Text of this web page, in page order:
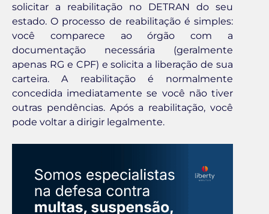
solicitar a reabilitação no DETRAN do seu
estado. O processo de reabilitação é simples:
você comparece ao órgão com a
documentação necessária (geralmente
apenas RG e CPF) e solicita a liberação de sua
carteira. A reabilitação é normalmente
concedida imediatamente se você não tiver
outras pendências. Após a reabilitação, você
pode voltar a dirigir legalmente.